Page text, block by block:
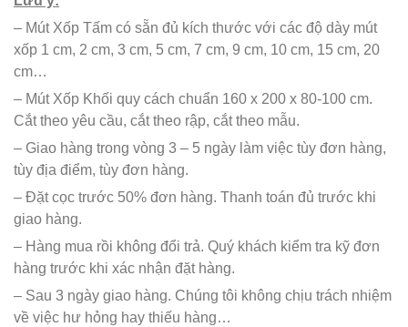
– Mút Xốp Tấm có sẵn đủ kích thước với các độ dày mút
xốp 1 cm, 2 cm, 3 cm, 5 cm, 7 cm, 9 cm, 10 cm, 15 cm, 20
cm…
– Mút Xốp Khối quy cách chuẩn 160 x 200 x 80-100 cm.
Cắt theo yêu cầu, cắt theo rập, cắt theo mẫu.
– Giao hàng trong vòng 3 – 5 ngày làm việc tùy đơn hàng,
tùy địa điểm, tùy đơn hàng.
– Đặt cọc trước 50% đơn hàng. Thanh toán đủ trước khi
giao hàng.
– Hàng mua rồi không đổi trả. Quý khách kiểm tra kỹ đơn
hàng trước khi xác nhận đặt hàng.
– Sau 3 ngày giao hàng. Chúng tôi không chịu trách nhiệm
về việc hư hỏng hay thiếu hàng…